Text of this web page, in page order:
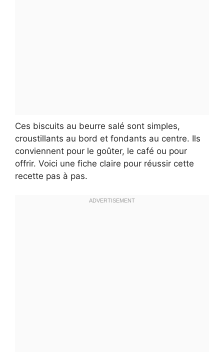
Ces biscuits au beurre salé sont simples,
croustillants au bord et fondants au centre. Ils
conviennent pour le goûter, le café ou pour
offrir. Voici une fiche claire pour réussir cette
recette pas à pas.